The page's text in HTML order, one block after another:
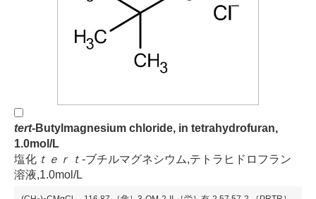
tert-Butylmagnesium chloride, in tetrahydrofuran,
1.0mol/L
塩化 ｔ ｅ ｒ ｔ -ブチルマグネシウム,テトラヒドロフラン
溶液,1.0mol/L